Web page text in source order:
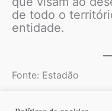
de todo o
entidade.
Fonte: Estadão